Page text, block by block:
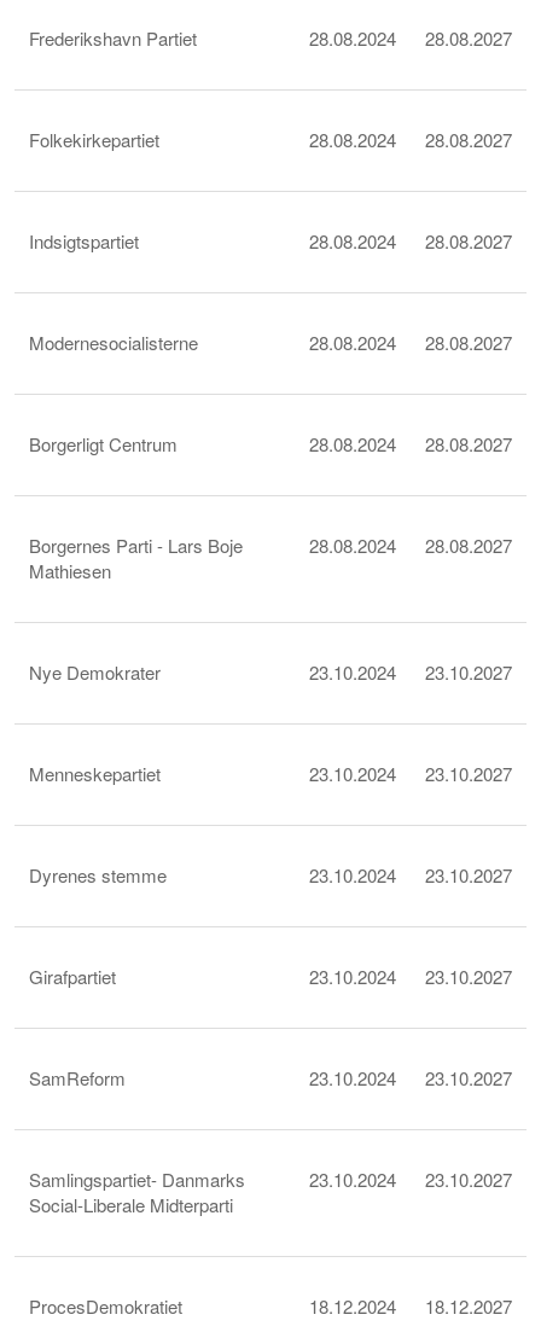
Frederikshavn Partiet 28.08.2024 28.08.2027
Folkekirkepartiet 28.08.2024 28.08.2027
Indsigtspartiet 28.08.2024 28.08.2027
Modernesocialisterne 28.08.2024 28.08.2027
Borgerligt Centrum 28.08.2024 28.08.2027
Borgernes Parti - Lars Boje
Mathiesen
28.08.2024 28.08.2027
Nye Demokrater 23.10.2024 23.10.2027
Menneskepartiet 23.10.2024 23.10.2027
Dyrenes stemme 23.10.2024 23.10.2027
Girafpartiet 23.10.2024 23.10.2027
SamReform 23.10.2024 23.10.2027
Samlingspartiet- Danmarks
Social-Liberale Midterparti
23.10.2024 23.10.2027
ProcesDemokratiet 18.12.2024 18.12.2027